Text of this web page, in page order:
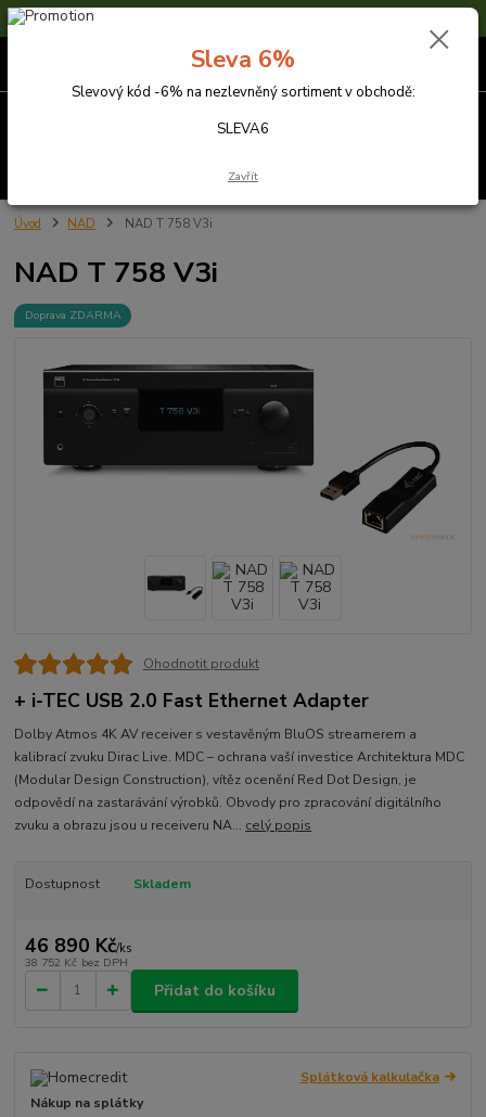
Sleva 6% na nezlevněné zboží s kódem SLEVA6
Úvod NAD NAD T 758 V3i
NAD T 758 V3i
Doprava ZDARMA
Ohodnotit produkt
+ i-TEC USB 2.0 Fast Ethernet Adapter
Dolby Atmos 4K AV receiver s vestavěným BluOS streamerem a
kalibrací zvuku Dirac Live. MDC – ochrana vaší investice Architektura MDC
(Modular Design Construction), vítěz ocenění Red Dot Design, je
odpovědí na zastarávání výrobků. Obvody pro zpracování digitálního
zvuku a obrazu jsou u receiveru NA... celý popis
Dostupnost Skladem
46 890 Kč/ks
38 752 Kč bez DPH
Přidat do košíku
Splátková kalkulačka
Nákup na splátky
Sleva 6%
Slevový kód -6% na nezlevněný sortiment v obchodě:
SLEVA6
Zavřít